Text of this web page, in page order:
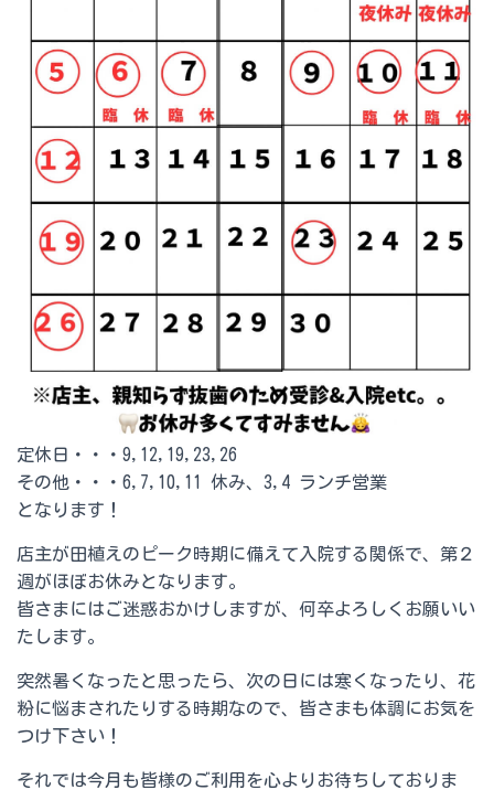
定休日・・・9,12,19,23,26
その他・・・6,7,10,11 休み、3,4 ランチ営業
となります！
店主が田植えのピーク時期に備えて入院する関係で、第２
週がほぼお休みとなります。
皆さまにはご迷惑おかけしますが、何卒よろしくお願いい
たします。
突然暑くなったと思ったら、次の日には寒くなったり、花
粉に悩まされたりする時期なので、皆さまも体調にお気を
つけ下さい！
それでは今月も皆様のご利用を心よりお待ちしておりま